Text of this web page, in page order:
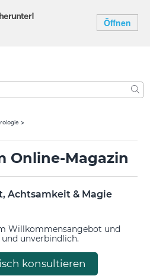
Öffnen
Online-Magazin
Achtsamkeit & Magie
Willkommensangebot und
unverbindlich.
konsultieren